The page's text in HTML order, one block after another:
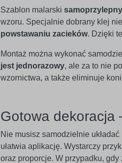
Szablon malarski samoprzylepny
wzoru. Specjalnie dobrany klej
powstawaniu zacieków. Dzięki
Montaż można wykonać
jest jednorazowy, ale za to nie
wzornictwa, a także eliminuje
Gotowa dekoracja
Nie musisz samodzielnie
ułatwia aplikację. Wystarczy
oraz proporcje. W przypadku,